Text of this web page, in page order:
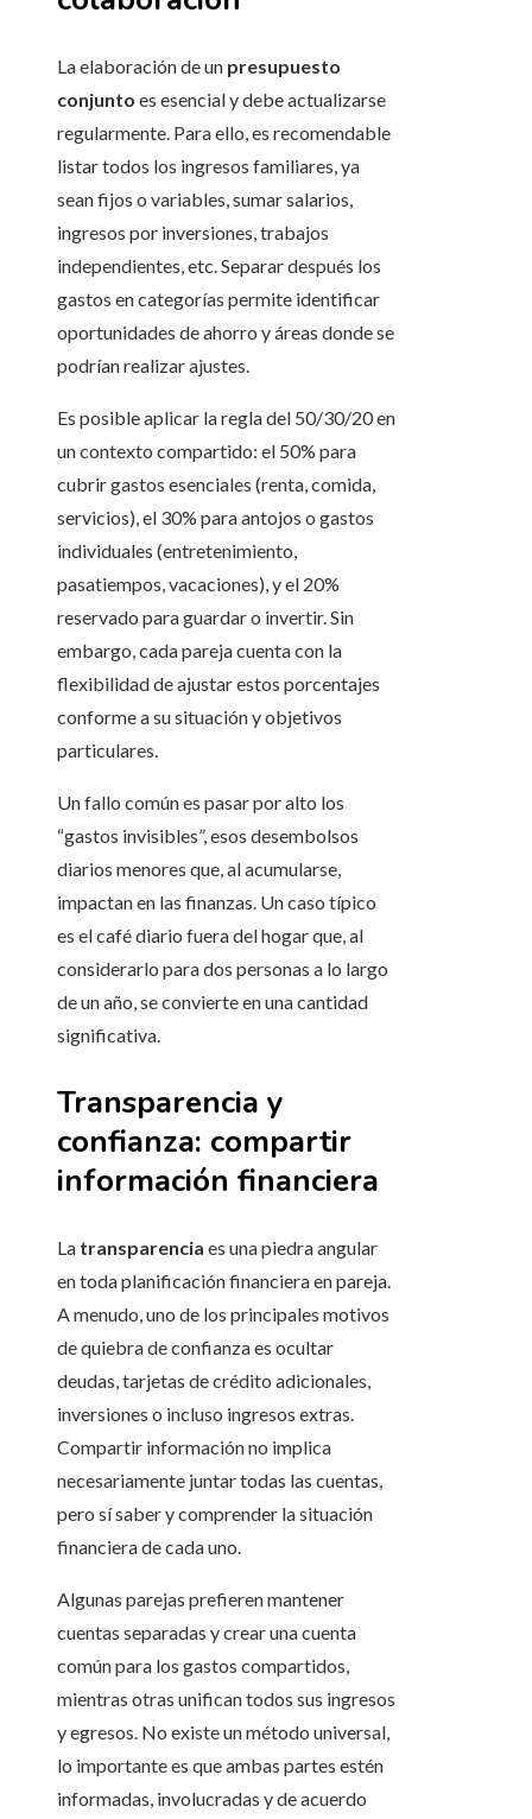
La elaboración de un presupuesto
conjunto es esencial y debe actualizarse
regularmente. Para ello, es recomendable
listar todos los ingresos familiares, ya
sean fijos o variables, sumar salarios,
ingresos por inversiones, trabajos
independientes, etc. Separar después los
gastos en categorías permite identificar
oportunidades de ahorro y áreas donde se
podrían realizar ajustes.
Es posible aplicar la regla del 50/30/20 en
un contexto compartido: el 50% para
cubrir gastos esenciales (renta, comida,
servicios), el 30% para antojos o gastos
individuales (entretenimiento,
pasatiempos, vacaciones), y el 20%
reservado para guardar o invertir. Sin
embargo, cada pareja cuenta con la
flexibilidad de ajustar estos porcentajes
conforme a su situación y objetivos
particulares.
Un fallo común es pasar por alto los
“gastos invisibles”, esos desembolsos
diarios menores que, al acumularse,
impactan en las finanzas. Un caso típico
es el café diario fuera del hogar que, al
considerarlo para dos personas a lo largo
de un año, se convierte en una cantidad
significativa.
Transparencia y
confianza: compartir
información financiera
La transparencia es una piedra angular
en toda planificación financiera en pareja.
A menudo, uno de los principales motivos
de quiebra de confianza es ocultar
deudas, tarjetas de crédito adicionales,
inversiones o incluso ingresos extras.
Compartir información no implica
necesariamente juntar todas las cuentas,
pero sí saber y comprender la situación
financiera de cada uno.
Algunas parejas prefieren mantener
cuentas separadas y crear una cuenta
común para los gastos compartidos,
mientras otras unifican todos sus ingresos
y egresos. No existe un método universal,
lo importante es que ambas partes estén
informadas, involucradas y de acuerdo